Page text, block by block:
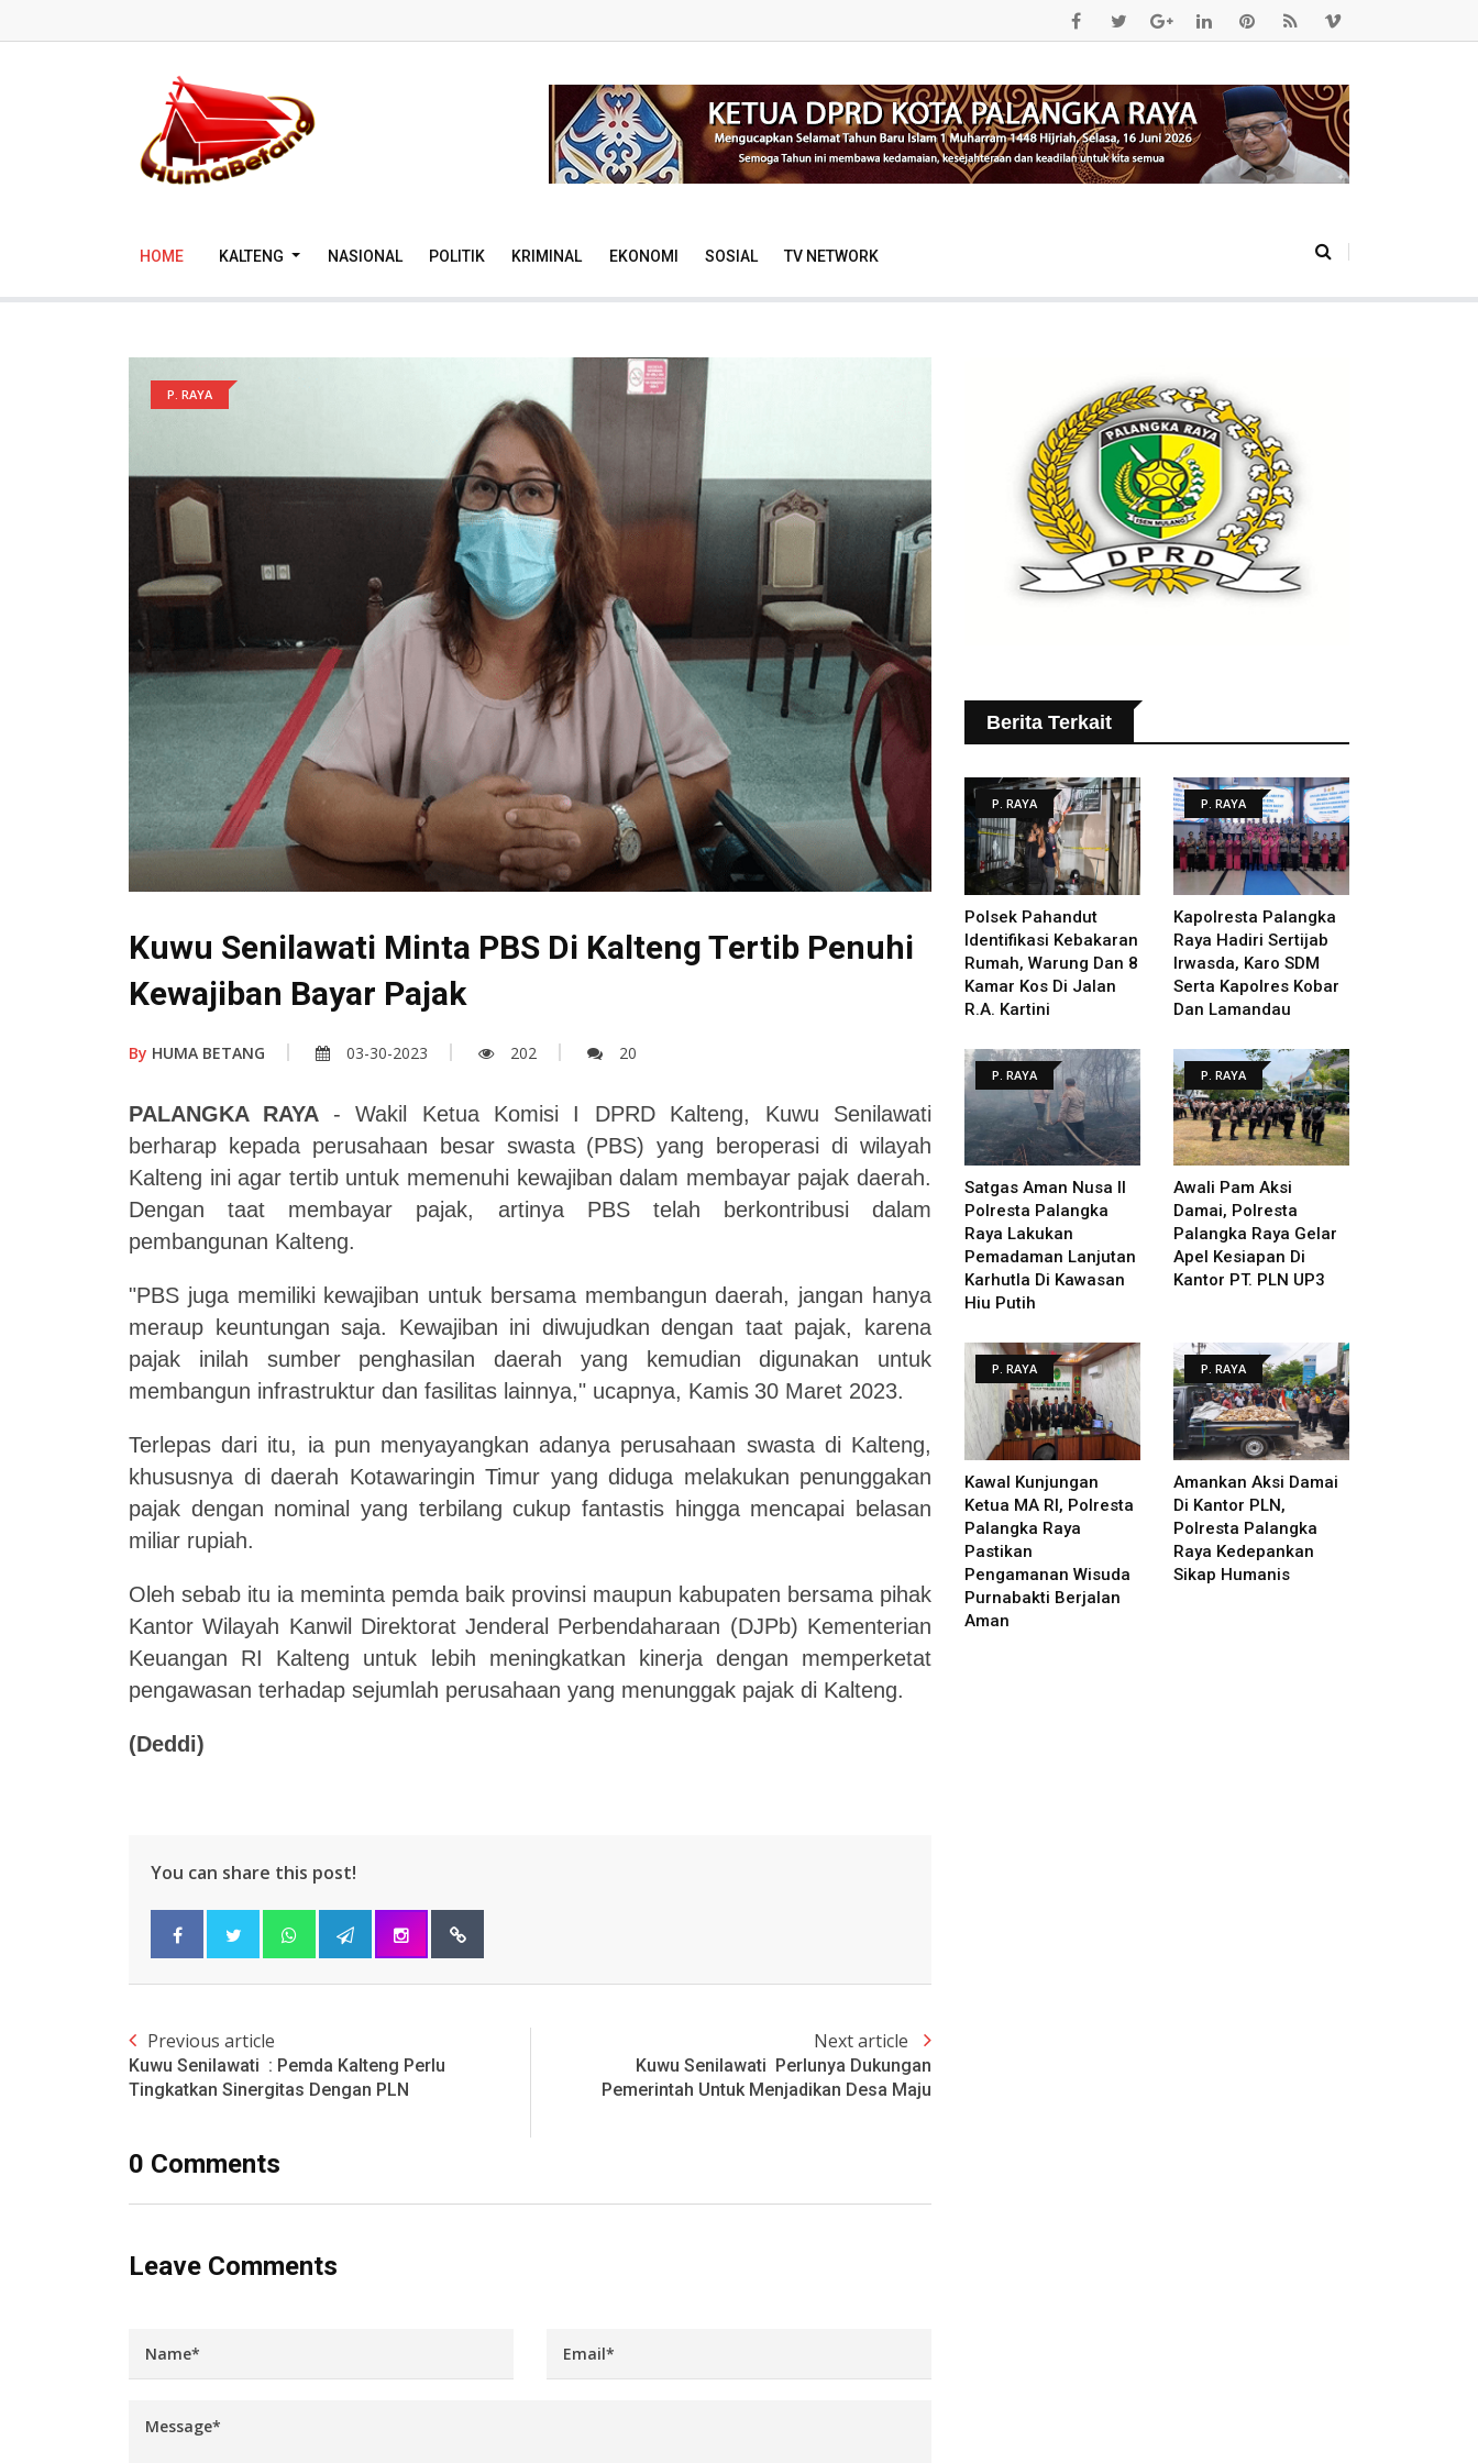
HOME KALTENG NASIONAL POLITIK KRIMINAL EKONOMI SOSIAL TV NETWORK
P. RAYA
Kuwu Senilawati Minta PBS Di Kalteng Tertib Penuhi
Kewajiban Bayar Pajak
By HUMA BETANG 03-30-2023 202 20
PALANGKA RAYA - Wakil Ketua Komisi I DPRD Kalteng, Kuwu Senilawati
berharap kepada perusahaan besar swasta (PBS) yang beroperasi di wilayah
Kalteng ini agar tertib untuk memenuhi kewajiban dalam membayar pajak daerah.
Dengan taat membayar pajak, artinya PBS telah berkontribusi dalam
pembangunan Kalteng.
"PBS juga memiliki kewajiban untuk bersama membangun daerah, jangan hanya
meraup keuntungan saja. Kewajiban ini diwujudkan dengan taat pajak, karena
pajak inilah sumber penghasilan daerah yang kemudian digunakan untuk
membangun infrastruktur dan fasilitas lainnya," ucapnya, Kamis 30 Maret 2023.
Terlepas dari itu, ia pun menyayangkan adanya perusahaan swasta di Kalteng,
khususnya di daerah Kotawaringin Timur yang diduga melakukan penunggakan
pajak dengan nominal yang terbilang cukup fantastis hingga mencapai belasan
miliar rupiah.
Oleh sebab itu ia meminta pemda baik provinsi maupun kabupaten bersama pihak
Kantor Wilayah Kanwil Direktorat Jenderal Perbendaharaan (DJPb) Kementerian
Keuangan RI Kalteng untuk lebih meningkatkan kinerja dengan memperketat
pengawasan terhadap sejumlah perusahaan yang menunggak pajak di Kalteng.
(Deddi)
You can share this post!
Previous article
Kuwu Senilawati : Pemda Kalteng Perlu
Tingkatkan Sinergitas Dengan PLN
Next article
Kuwu Senilawati Perlunya Dukungan
Pemerintah Untuk Menjadikan Desa Maju
0 Comments
Leave Comments
Berita Terkait
P. RAYA
Polsek Pahandut
Identifikasi Kebakaran
Rumah, Warung Dan 8
Kamar Kos Di Jalan
R.A. Kartini
P. RAYA
Kapolresta Palangka
Raya Hadiri Sertijab
Irwasda, Karo SDM
Serta Kapolres Kobar
Dan Lamandau
P. RAYA
Satgas Aman Nusa II
Polresta Palangka
Raya Lakukan
Pemadaman Lanjutan
Karhutla Di Kawasan
Hiu Putih
P. RAYA
Awali Pam Aksi
Damai, Polresta
Palangka Raya Gelar
Apel Kesiapan Di
Kantor PT. PLN UP3
P. RAYA
Kawal Kunjungan
Ketua MA RI, Polresta
Palangka Raya
Pastikan
Pengamanan Wisuda
Purnabakti Berjalan
Aman
P. RAYA
Amankan Aksi Damai
Di Kantor PLN,
Polresta Palangka
Raya Kedepankan
Sikap Humanis